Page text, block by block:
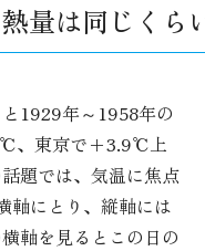
量は同じくら
1929年～1958年の
、東京で+3.9℃上
題では、気温に焦点
軸にとり、縦軸には
軸を見るとこの日の